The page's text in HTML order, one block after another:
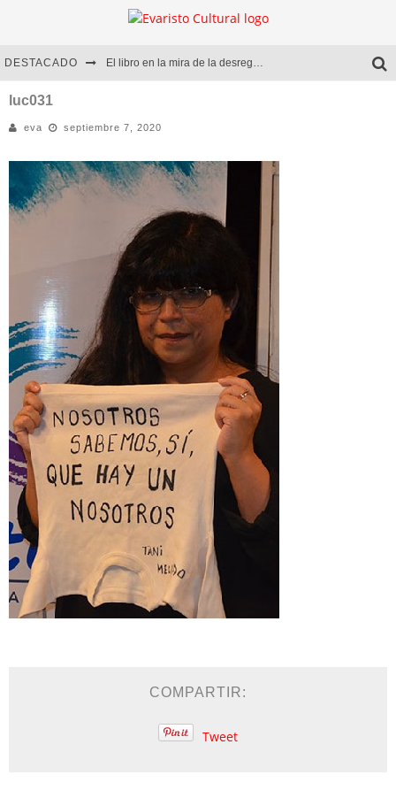
DESTACADO El libro en la mira de la desregulación
Diego Meret | Hotel Acapulco
Alejandra Correa | La nieve
luc031
eva septiembre 7, 2020
COMPARTIR:
Tweet